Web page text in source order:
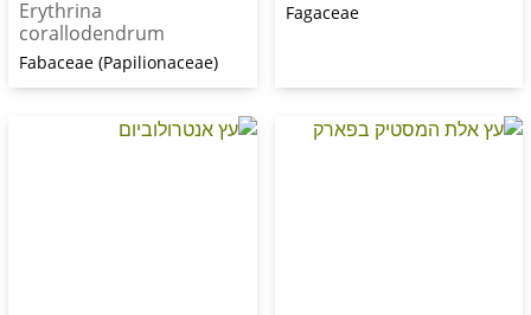
corallodendrum
Fabaceae (Papilionaceae)